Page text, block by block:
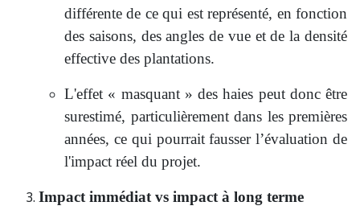
différente de ce qui est représenté, en fonction
des saisons, des angles de vue et de la densité
effective des plantations.
L'effet « masquant » des haies peut donc être
surestimé, particulièrement dans les premières
années, ce qui pourrait fausser l’évaluation de
l'impact réel du projet.
Impact immédiat vs impact à long terme